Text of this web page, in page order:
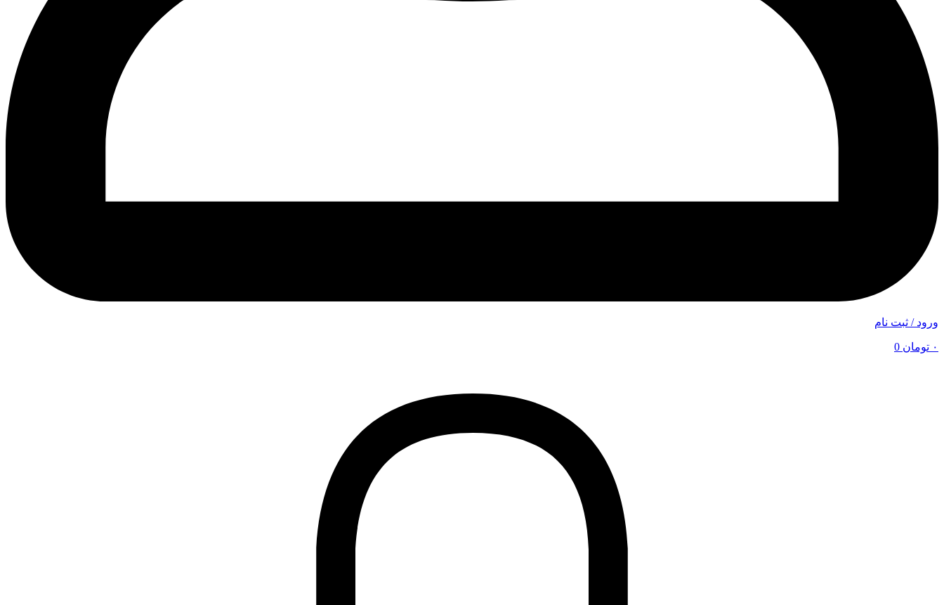
ورود / ثبت نام
۰ تومان 0